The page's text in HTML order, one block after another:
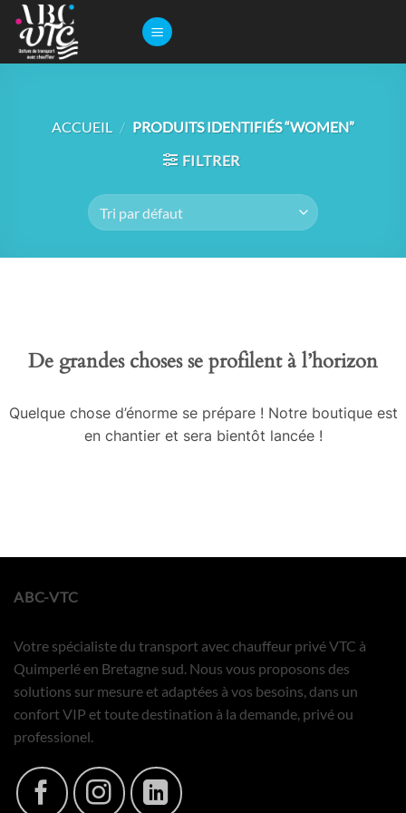
Passer
contenu
ACCUEIL / PRODUITS IDENTIFIÉS “WOMEN”
FILTRER
De grandes choses se profilent à l’horizon
Quelque chose d’énorme se prépare ! Notre boutique est
en chantier et sera bientôt lancée !
ABC-VTC
Votre spécialiste du transport avec chauffeur privé VTC à
Quimperlé en Bretagne sud. Nous vous proposons des
solutions sur mesure et adaptées à vos besoins, dans un
confort VIP et toute destination à la demande, privé ou
professionel.